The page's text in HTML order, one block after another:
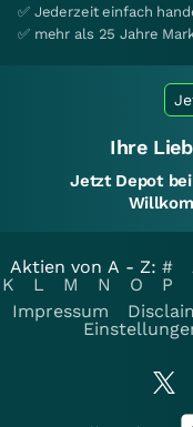
✅ Jederzeit einfach
✅ mehr als 25 Jahre
Ihre
Jetzt Depot bei
Aktien von A - Z: #
K
L M N O P
Impressum